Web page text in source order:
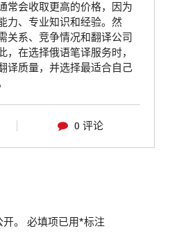
常会收取更高的价格，因为
力、专业知识和经验。然
关系、竞争情况和翻译公司
，在选择俄语笔译服务时，
译质量，并选择最适合自己
0 评论
。 必填项已用*标注